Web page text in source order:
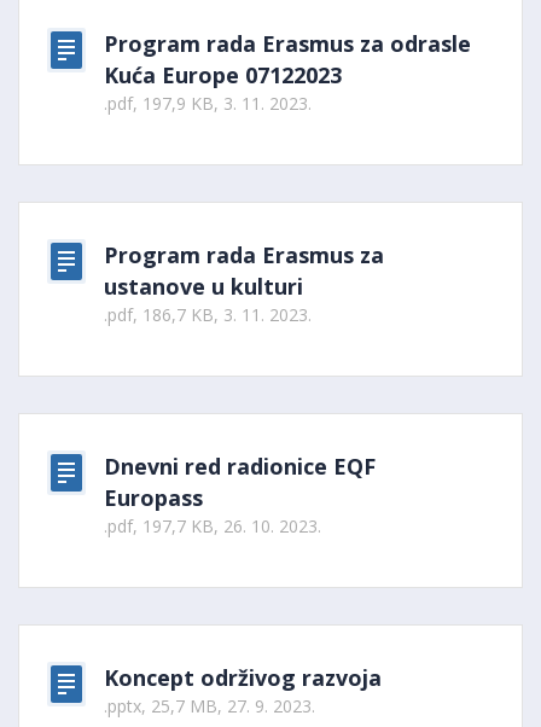
Program rada Erasmus za odrasle
Kuća Europe 07122023
.pdf, 197,9 KB, 3. 11. 2023.
Program rada Erasmus za
ustanove u kulturi
.pdf, 186,7 KB, 3. 11. 2023.
Dnevni red radionice EQF
Europass
.pdf, 197,7 KB, 26. 10. 2023.
Koncept održivog razvoja
.pptx, 25,7 MB, 27. 9. 2023.